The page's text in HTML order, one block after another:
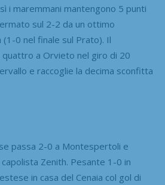
i maremmani mantengono 5 punti
sul 2-2 da un ottimo
(1-0 nel finale sul Prato). Il
a Orvieto nel giro di 20
e raccoglie la decima sconfitta
passa 2-0 a Montespertoli e
Zenith. Pesante 1-0 in
in casa del Cenaia col gol di